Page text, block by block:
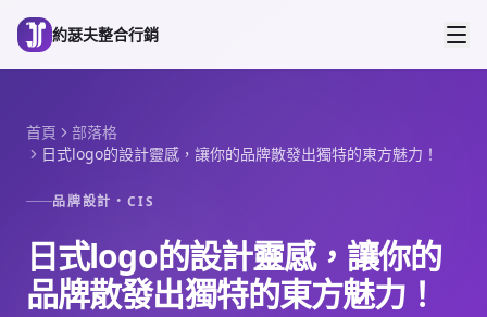
跳到主要內容
約瑟夫整合行銷
首頁
部落格
日式logo的設計靈感，讓你的品牌散發出獨特的東方魅力！
品牌設計・CIS
日式logo的設計靈感，讓你的
品牌散發出獨特的東方魅力！